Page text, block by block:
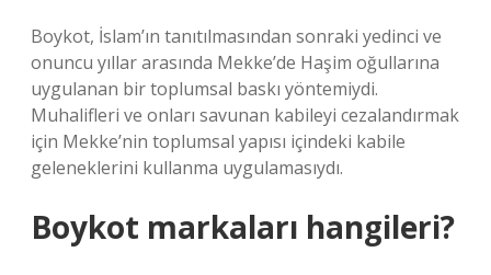
Boykot, İslam’ın tanıtılmasından sonraki yedinci ve
onuncu yıllar arasında Mekke’de Haşim oğullarına
uygulanan bir toplumsal baskı yöntemiydi.
Muhalifleri ve onları savunan kabileyi cezalandırmak
için Mekke’nin toplumsal yapısı içindeki kabile
geleneklerini kullanma uygulamasıydı.
Boykot markaları hangileri?